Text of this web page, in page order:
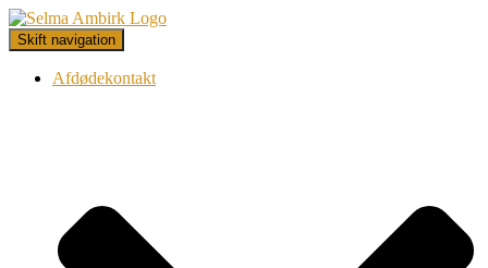
Skift navigation
Afdødekontakt